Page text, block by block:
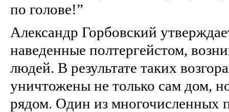
по голове!”
Александр Горбовский
наведенные полтергейстом,
людей. В результате таких
уничтожены не только сам дом,
рядом. Один из многочисленных